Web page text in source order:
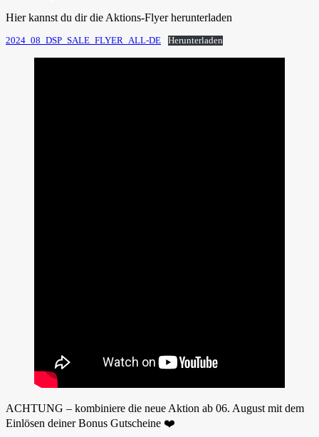
Hier kannst du dir die Aktions-Flyer herunterladen
2024_08_DSP_SALE_FLYER_ALL-DE Herunterladen
ACHTUNG – kombiniere die neue Aktion ab 06. August mit dem
Einlösen deiner Bonus Gutscheine ❤️